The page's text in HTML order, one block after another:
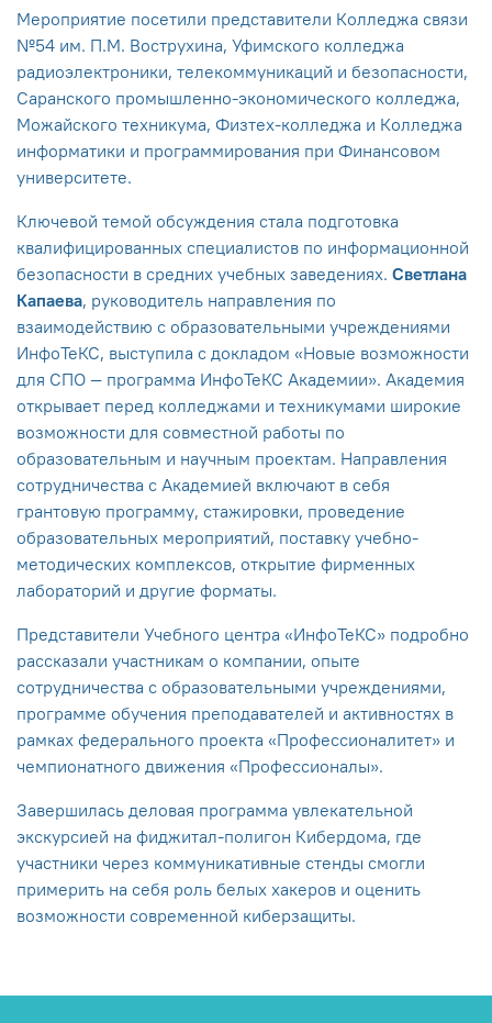
Мероприятие посетили представители Колледжа связи
№54 им. П.М. Вострухина, Уфимского колледжа
радиоэлектроники, телекоммуникаций и безопасности,
Саранского промышленно-экономического колледжа,
Можайского техникума, Физтех-колледжа и Колледжа
информатики и программирования при Финансовом
университете.
Ключевой темой обсуждения стала подготовка
квалифицированных специалистов по информационной
безопасности в средних учебных заведениях. Светлана
Капаева, руководитель направления по
взаимодействию с образовательными учреждениями
ИнфоТеКС, выступила с докладом «Новые возможности
для СПО — программа ИнфоТеКС Академии». Академия
открывает перед колледжами и техникумами широкие
возможности для совместной работы по
образовательным и научным проектам. Направления
сотрудничества с Академией включают в себя
грантовую программу, стажировки, проведение
образовательных мероприятий, поставку учебно-
методических комплексов, открытие фирменных
лабораторий и другие форматы.
Представители Учебного центра «ИнфоТеКС» подробно
рассказали участникам о компании, опыте
сотрудничества с образовательными учреждениями,
программе обучения преподавателей и активностях в
рамках федерального проекта «Профессионалитет» и
чемпионатного движения «Профессионалы».
Завершилась деловая программа увлекательной
экскурсией на фиджитал-полигон Кибердома, где
участники через коммуникативные стенды смогли
примерить на себя роль белых хакеров и оценить
возможности современной киберзащиты.